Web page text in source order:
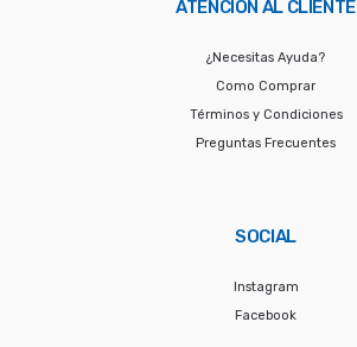
ATENCIÓN AL CLIENTE
¿Necesitas Ayuda?
Como Comprar
Términos y Condiciones
Preguntas Frecuentes
SOCIAL
Instagram
Facebook